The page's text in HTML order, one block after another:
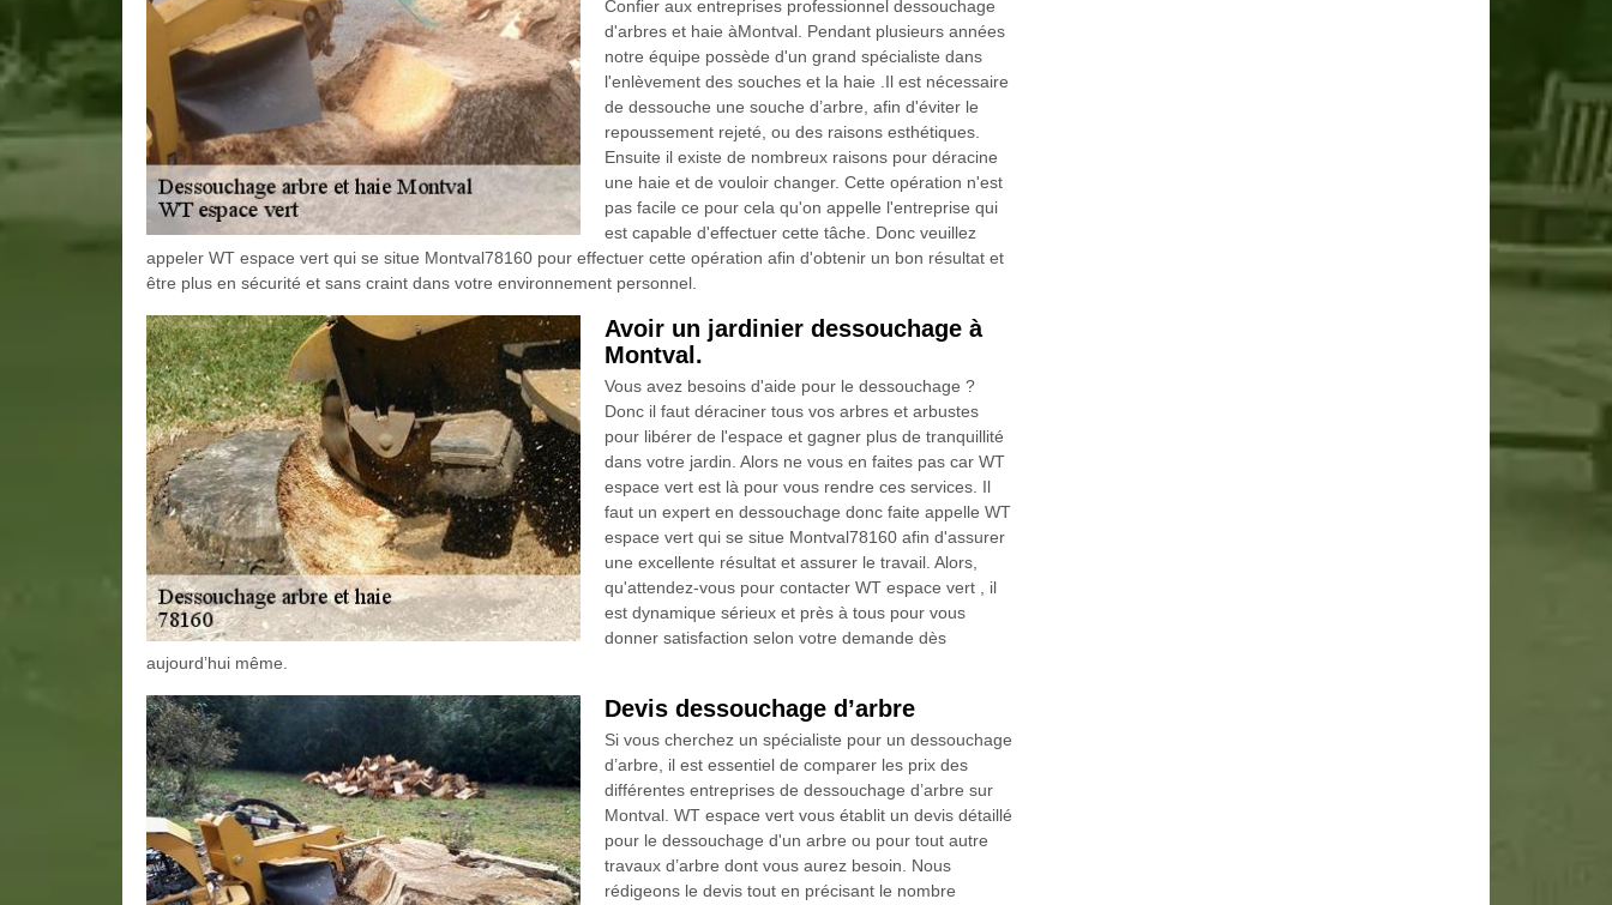
Confier aux entreprises professionnel dessouchage
d'arbres et haie àMontval. Pendant plusieurs années
notre équipe possède d'un grand spécialiste dans
l'enlèvement des souches et la haie .Il est nécessaire
de dessouche une souche d’arbre, afin d'éviter le
repoussement rejeté, ou des raisons esthétiques.
Ensuite il existe de nombreux raisons pour déracine
une haie et de vouloir changer. Cette opération n'est
pas facile ce pour cela qu'on appelle l'entreprise qui
est capable d'effectuer cette tâche. Donc veuillez
appeler WT espace vert qui se situe Montval78160 pour effectuer cette opération afin d'obtenir un bon résultat et
être plus en sécurité et sans craint dans votre environnement personnel.
Avoir un jardinier dessouchage à
Montval.
Vous avez besoins d'aide pour le dessouchage ?
Donc il faut déraciner tous vos arbres et arbustes
pour libérer de l'espace et gagner plus de tranquillité
dans votre jardin. Alors ne vous en faites pas car WT
espace vert est là pour vous rendre ces services. Il
faut un expert en dessouchage donc faite appelle WT
espace vert qui se situe Montval78160 afin d'assurer
une excellente résultat et assurer le travail. Alors,
qu'attendez-vous pour contacter WT espace vert , il
est dynamique sérieux et près à tous pour vous
donner satisfaction selon votre demande dès
aujourd’hui même.
Devis dessouchage d’arbre
Si vous cherchez un spécialiste pour un dessouchage
d’arbre, il est essentiel de comparer les prix des
différentes entreprises de dessouchage d’arbre sur
Montval. WT espace vert vous établit un devis détaillé
pour le dessouchage d'un arbre ou pour tout autre
travaux d’arbre dont vous aurez besoin. Nous
rédigeons le devis tout en précisant le nombre